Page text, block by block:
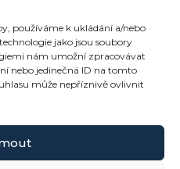
používáme k ukládání a/nebo
jako jsou soubory
nám umožní zpracovávat
nebo jedinečná ID na tomto
může nepříznivě ovlivnit